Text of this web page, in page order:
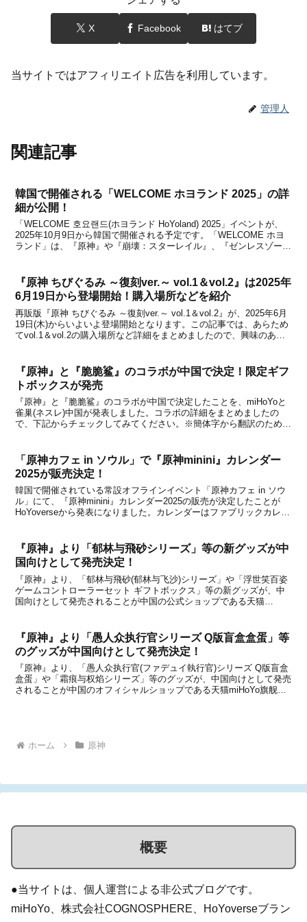
X Facebook はてブ
当サイトではアフィリエイト広告を利用しています。
管理人
関連記事
韓国で開催される「WELCOME ホヨランド 2025」の詳
細が公開！
「WELCOME 호요랜드(ホヨランド HoYoland) 2025」イベントが、
2025年10月9日から韓国で開催される予定です。「WELCOME ホヨ
ランド」は、『原神』や『崩壊：スターレイル』、『ゼンレスゾーン
『原神 ちびぐるみ ～復刻ver.～ vol.1＆vol.2』は2025年
6月19日から登場開始！購入場所などを紹介
再販版『原神 ちびぐるみ ～復刻ver.～ vol.1＆vol.2』が、2025年6月
19日(木)からいよいよ登場開始となります。この記事では、あらため
てvol.1＆vol.2の購入場所など詳細をまとめましたので、興味のある
『原神』と『脆脆鲨』のコラボが中国で決定！限定ギフ
トボックスが発売
『原神』と『脆脆鲨』のコラボが中国で決定したことを、miHoYoと
雀巢(ネスレ)中国が発表しました。コラボの詳細をまとめましたの
で、下記からチェックしてみてください。※簡体字から翻訳のため、
「原神カフェ in ソウル」で『原神minini』カレンダー
2025が販売決定！
韓国で開催されている常設オフラインイベント「原神カフェ in ソウ
ル」にて、『原神minini』カレンダー2025の販売が決定したことが
HoYoverseから発表になりました。カレンダーはファブリックカレン
『原神』より「郁林与飛砂シリーズ」等の新グッズが中
国向けとして発売決定！
『原神』より、「郁林与飛砂(郁林与飞沙)シリーズ」や「浮世笑百姿
ゲームコントローラーセット ギフトボックス」等の新グッズが、中
国向けとして発売されることが中国の公式ショップである天猫
『原神』より「愚人众执行官シリーズ Q版盲盒盒蛋」等
のグッズが中国向けとして発売決定！
『原神』より、「愚人众执行官(ファデュイ執行官)シリーズ Q版盲盒
盒蛋」や「霜痕与权焰シリーズ」等のグッズが、中国向けとして発売
されることが中国のオフィシャルショップである天猫miHoYo旗舰店
ホーム 原神
概要
●当サイトは、個人運営による非公式ブログです。
miHoYo、株式会社COGNOSPHERE、HoYoverseブラン